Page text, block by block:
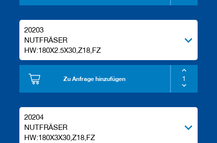
20203
NUTFRÄSER
HW:180X2.5X30,Z18,FZ
Zu Anfrage hinzufügen
20204
NUTFRÄSER
HW:180X3X30,Z18,FZ